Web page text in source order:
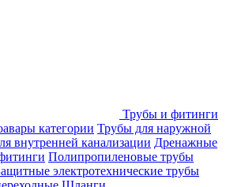
Трубы и фитинги
категории Трубы для наружной
внутренней канализации Дренажные
Полипропиленовые трубы
электротехнические трубы